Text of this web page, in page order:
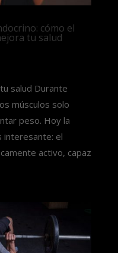
cómo el
tu salud
salud Durante
músculos solo
peso. Hoy la
interesante: el
activo, capaz